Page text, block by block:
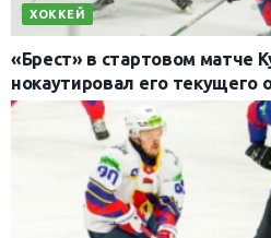
ХОККЕЙ
«Брест» в стартовом матче
нокаутировал его текущего